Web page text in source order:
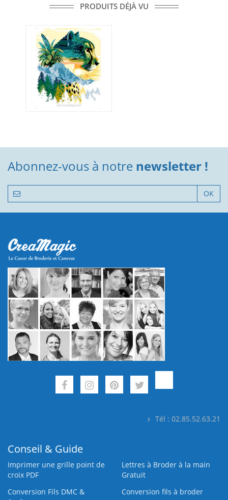
PRODUITS DÉJÀ VU
Abonnez-vous à notre newsletter !
OK
Tél : 02.85.52.63.21
Conseil & Guide
Imprimer une grille point de
croix PDF
Lettres à Broder à la main
Gratuit
Conversion Fils DMC &
Conversion fils à broder